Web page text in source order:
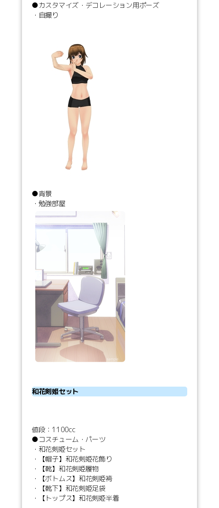
●カスタマイズ・デコレーション用ポーズ
・自撮り
●背景
・勉強部屋
和花剣姫セット
値段：1100cc
●コスチューム・パーツ
・和花剣姫セット
・【帽子】和花剣姫花飾り
・【靴】和花剣姫履物
・【ボトムス】和花剣姫袴
・【靴下】和花剣姫足袋
・【トップス】和花剣姫半着